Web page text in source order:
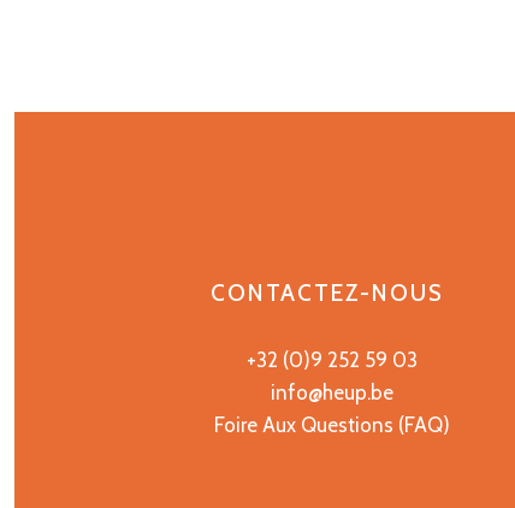
CONTACTEZ-NOUS
+32 (0)9 252 59 03
info@heup.be
Foire Aux Questions (FAQ)